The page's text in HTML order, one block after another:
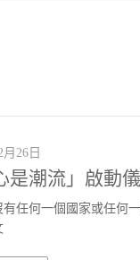
月26日
是潮流」啟動
有任何一個國家或任何